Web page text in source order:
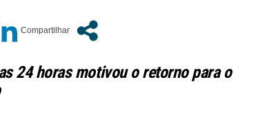
24 horas motivou o retorno para o